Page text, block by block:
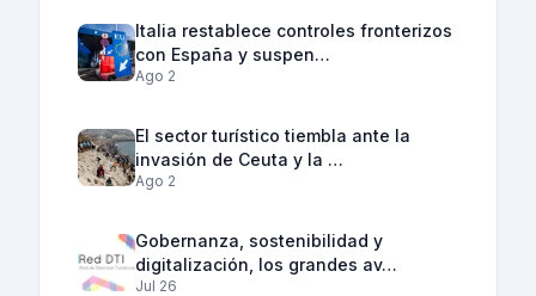
Italia restablece controles fronterizos
con España y suspen…
Ago 2
El sector turístico tiembla ante la
invasión de Ceuta y la …
Ago 2
Gobernanza, sostenibilidad y
digitalización, los grandes av…
Jul 26